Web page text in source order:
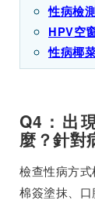
性病檢
HPV空
性病椰
Q4：出
麼？針對
檢查性病方式
棉簽塗抹、口